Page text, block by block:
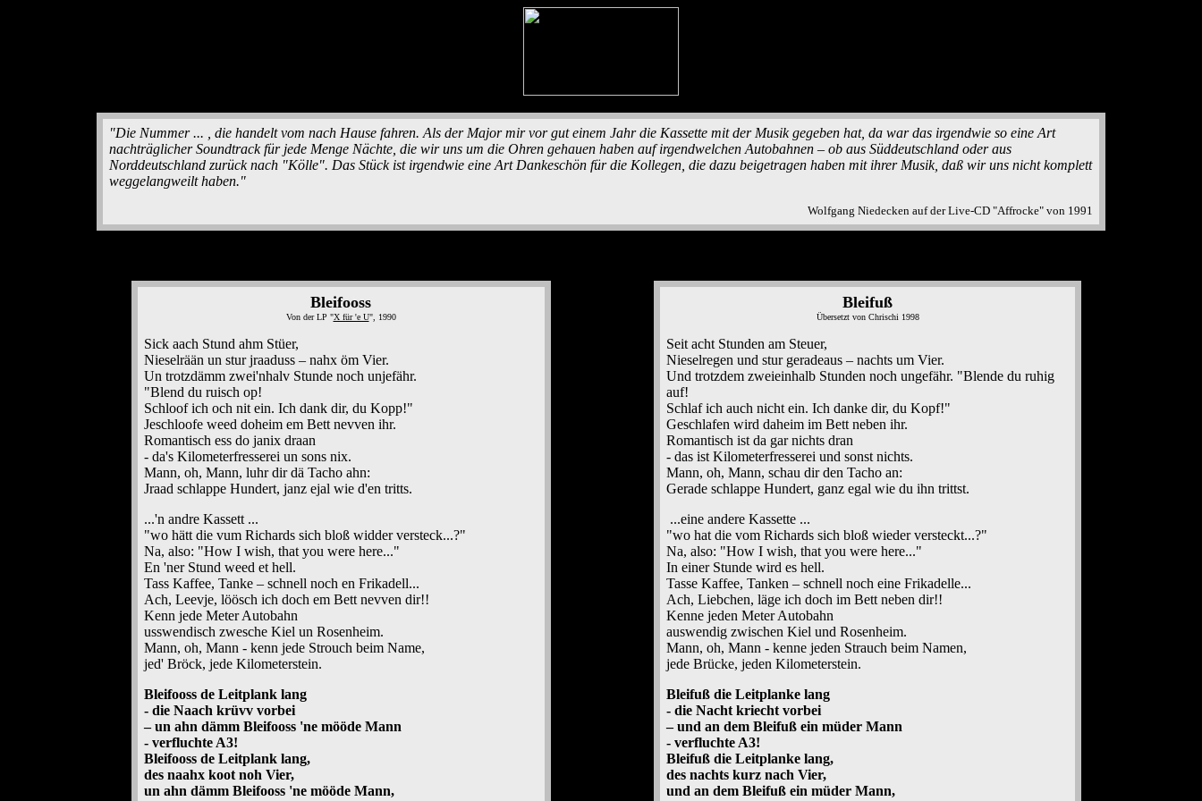
"Die Nummer ... , die handelt vom nach Hause fahren. Als der Major mir vor gut einem Jahr die Kassette mit der Musik gegeben hat, da war das irgendwie so eine Art
nachträglicher Soundtrack für jede Menge Nächte, die wir uns um die Ohren gehauen haben auf irgendwelchen Autobahnen – ob aus Süddeutschland oder aus
Norddeutschland zurück nach "Kölle". Das Stück ist irgendwie eine Art Dankeschön für die Kollegen, die dazu beigetragen haben mit ihrer Musik, daß wir uns nicht komplett
weggelangweilt haben."
Wolfgang Niedecken auf der Live-CD "Affrocke" von 1991
Bleifooss
Von der LP "X für 'e U", 1990
Sick aach Stund ahm Stüer,
Nieselrään un stur jraaduss – nahx öm Vier.
Un trotzdämm zwei'nhalv Stunde noch unjefähr.
"Blend du ruisch op!
Schloof ich och nit ein. Ich dank dir, du Kopp!"
Jeschloofe weed doheim em Bett nevven ihr.
Romantisch ess do janix draan
- da's Kilometerfresserei un sons nix.
Mann, oh, Mann, luhr dir dä Tacho ahn:
Jraad schlappe Hundert, janz ejal wie d'en tritts.
...'n andre Kassett ...
"wo hätt die vum Richards sich bloß widder versteck...?"
Na, also: "How I wish, that you were here..."
En 'ner Stund weed et hell.
Tass Kaffee, Tanke – schnell noch en Frikadell...
Ach, Leevje, löösch ich doch em Bett nevven dir!!
Kenn jede Meter Autobahn
usswendisch zwesche Kiel un Rosenheim.
Mann, oh, Mann - kenn jede Strouch beim Name,
jed' Bröck, jede Kilometerstein.
Bleifooss de Leitplank lang
- die Naach krüvv vorbei
– un ahn dämm Bleifooss 'ne mööde Mann
- verfluchte A3!
Bleifooss de Leitplank lang,
des naahx koot noh Vier,
un ahn dämm Bleifooss 'ne mööde Mann,
Bleifuß
Übersetzt von Chrischi 1998
Seit acht Stunden am Steuer,
Nieselregen und stur geradeaus – nachts um Vier.
Und trotzdem zweieinhalb Stunden noch ungefähr. "Blende du ruhig
auf!
Schlaf ich auch nicht ein. Ich danke dir, du Kopf!"
Geschlafen wird daheim im Bett neben ihr.
Romantisch ist da gar nichts dran
- das ist Kilometerfresserei und sonst nichts.
Mann, oh, Mann, schau dir den Tacho an:
Gerade schlappe Hundert, ganz egal wie du ihn trittst.
...eine andere Kassette ...
"wo hat die vom Richards sich bloß wieder versteckt...?"
Na, also: "How I wish, that you were here..."
In einer Stunde wird es hell.
Tasse Kaffee, Tanken – schnell noch eine Frikadelle...
Ach, Liebchen, läge ich doch im Bett neben dir!!
Kenne jeden Meter Autobahn
auswendig zwischen Kiel und Rosenheim.
Mann, oh, Mann - kenne jeden Strauch beim Namen,
jede Brücke, jeden Kilometerstein.
Bleifuß die Leitplanke lang
- die Nacht kriecht vorbei
– und an dem Bleifuß ein müder Mann
- verfluchte A3!
Bleifuß die Leitplanke lang,
des nachts kurz nach Vier,
und an dem Bleifuß ein müder Mann,